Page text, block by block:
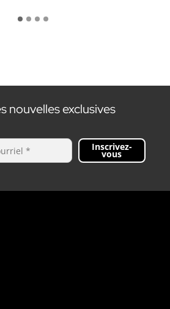
nouvelles exclusives
Inscrivez-
vous